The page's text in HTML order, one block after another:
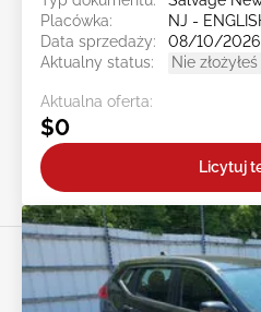
Placówka:
NJ -
Data sprzedaży:
08/10/2026
Aktualny status:
Nie
Aktualna oferta:
$0
Licytuj